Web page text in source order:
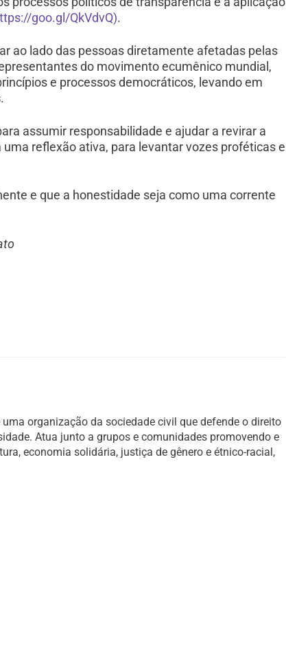
goo.gl/QkVdvQ).
ao lado das pessoas diretamente afetadas pelas
do movimento ecumênico mundial,
e processos democráticos, levando em
assumir responsabilidade e ajudar a revirar a
reflexão ativa, para levantar vozes proféticas e
e que a honestidade seja como uma corrente
organização da sociedade civil que defende o direito
Atua junto a grupos e comunidades promovendo e
economia solidária, justiça de gênero e étnico-racial,